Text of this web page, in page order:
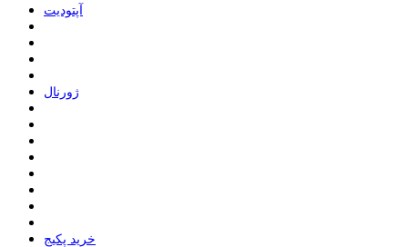
ﺁﭘﺘﻮﺩﯾﺖ
ﮊﻭﺭﻧﺎﻝ
خرید پکیج